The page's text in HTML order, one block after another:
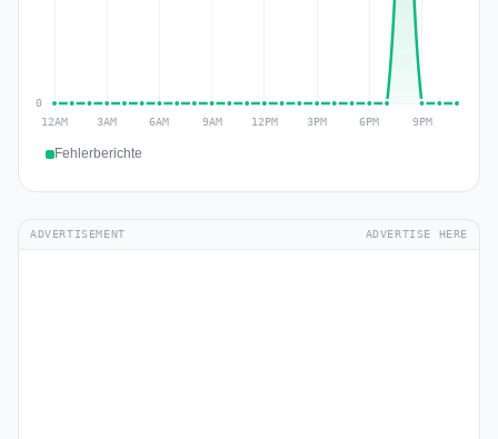
Fehlerberichte
ADVERTISEMENT ADVERTISE HERE